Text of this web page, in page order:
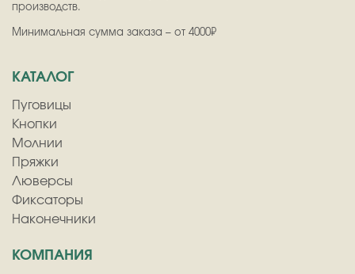
производств.
Минимальная сумма заказа – от 4000₽
КАТАЛОГ
Пуговицы
Кнопки
Молнии
Пряжки
Люверсы
Фиксаторы
Наконечники
КОМПАНИЯ